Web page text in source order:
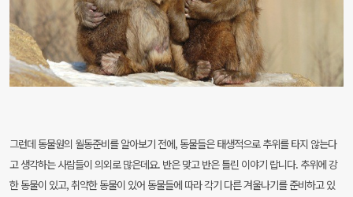
그런데 동물원의 월동준비를 알아보기 전에, 동물들은 태생적으로 추위를 타지 않는다
고 생각하는 사람들이 의외로 많은데요. 반은 맞고 반은 틀린 이야기 랍니다. 추위에 강
한 동물이 있고, 취약한 동물이 있어 동물들에 따라 각기 다른 겨울나기를 준비하고 있